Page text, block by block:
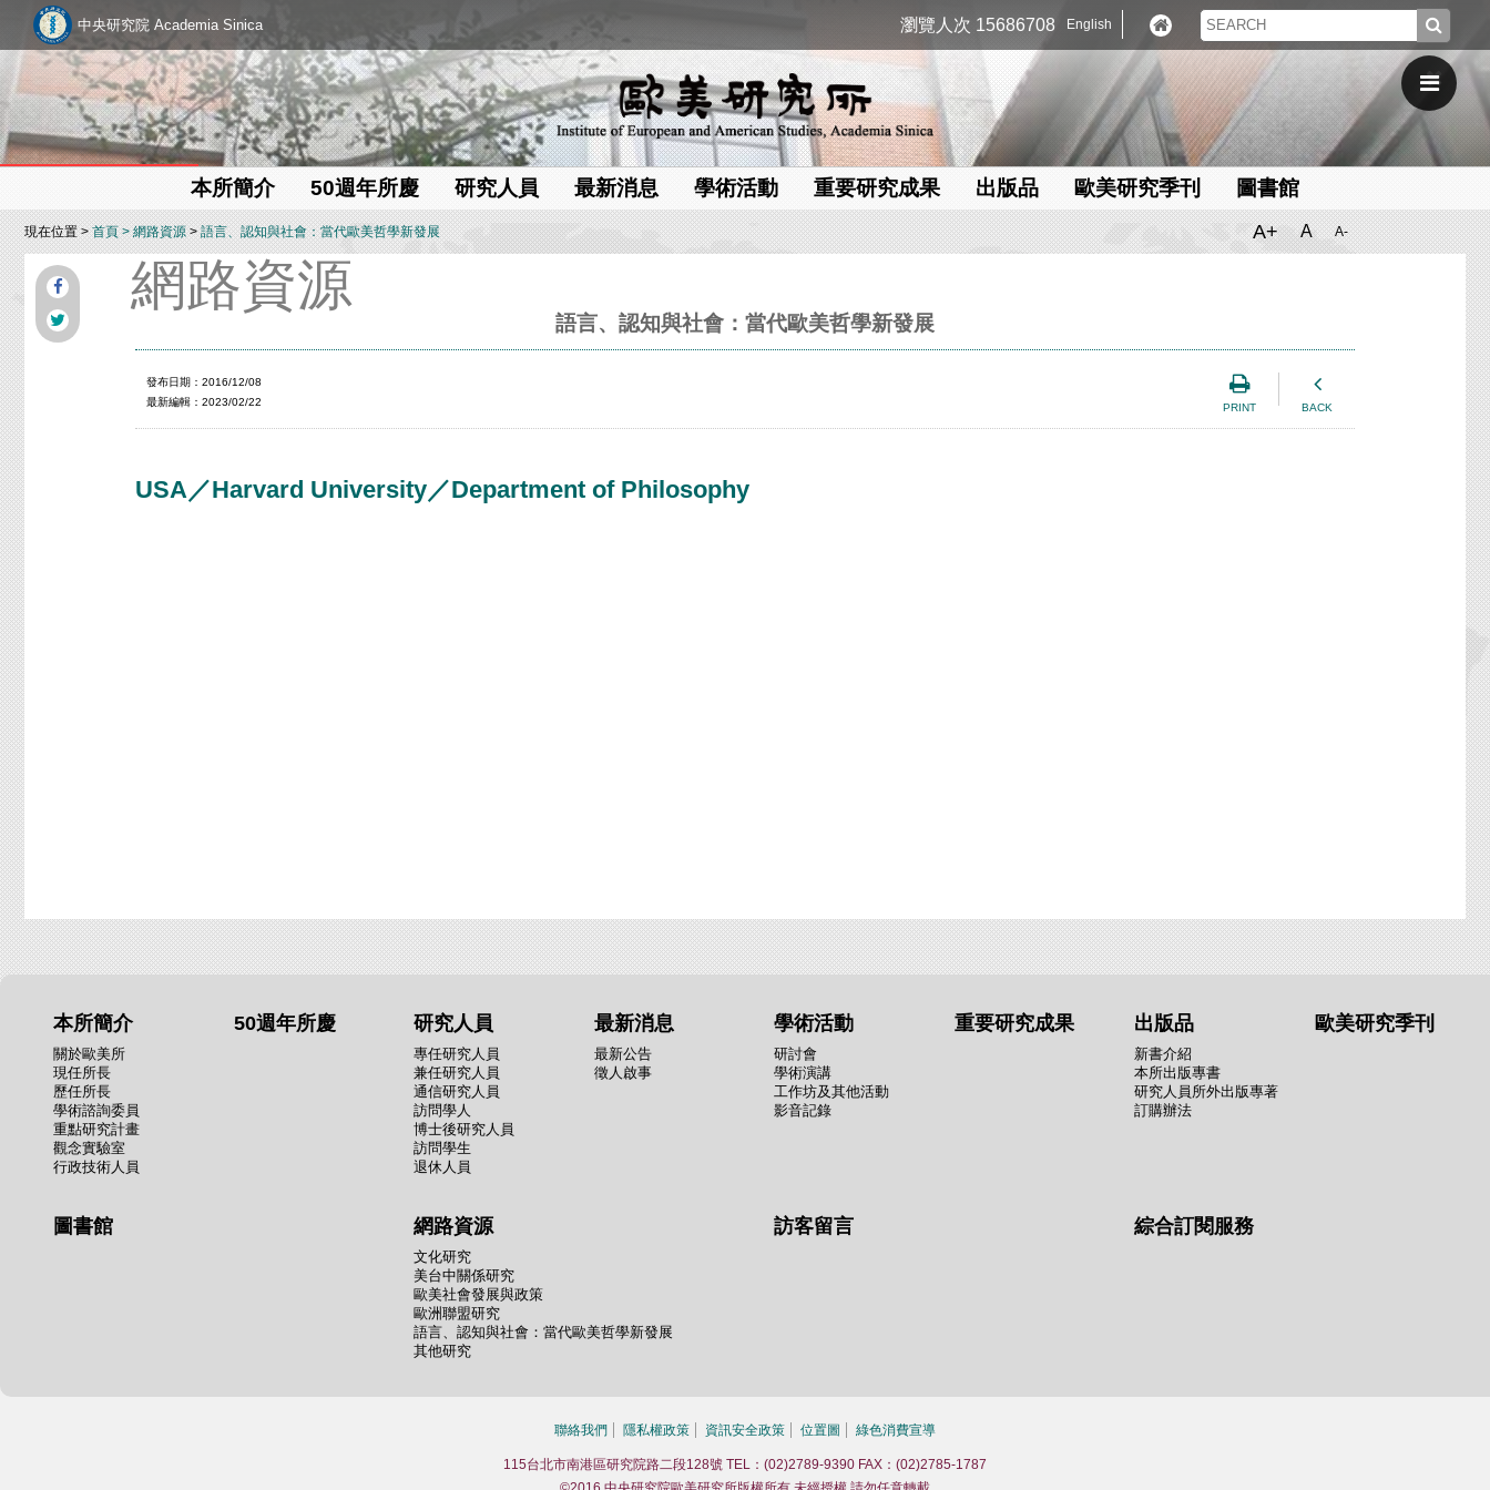
中央研究院 Academia Sinica 瀏覽人次 15686708 English
本所簡介 50週年所慶 研究人員 最新消息 學術活動 重要研究成果 出版品 歐美研究季刊 圖書館
現在位置 >首頁 >網路資源>語言、認知與社會：當代歐美哲學新發展 A+ A A-
網路資源
語言、認知與社會：當代歐美哲學新發展
PRINT BACK
發布日期：2016/12/08
最新編輯：2023/02/22
USA／Harvard University／Department of Philosophy
本所簡介
關於歐美所
現任所長
歷任所長
學術諮詢委員
重點研究計畫
觀念實驗室
行政技術人員
50週年所慶 研究人員
專任研究人員
兼任研究人員
通信研究人員
訪問學人
博士後研究人員
訪問學生
退休人員
最新消息
最新公告
徵人啟事
學術活動
研討會
學術演講
工作坊及其他活動
影音記錄
重要研究成果 出版品
新書介紹
本所出版專書
研究人員所外出版專著
訂購辦法
歐美研究季刊
圖書館 網路資源
文化研究
美台中關係研究
歐美社會發展與政策
歐洲聯盟研究
語言、認知與社會：當代歐美哲學新發展
其他研究
訪客留言 綜合訂閱服務
聯絡我們 隱私權政策 資訊安全政策 位置圖 綠色消費宣導
115台北市南港區研究院路二段128號 TEL：(02)2789-9390 FAX：(02)2785-1787